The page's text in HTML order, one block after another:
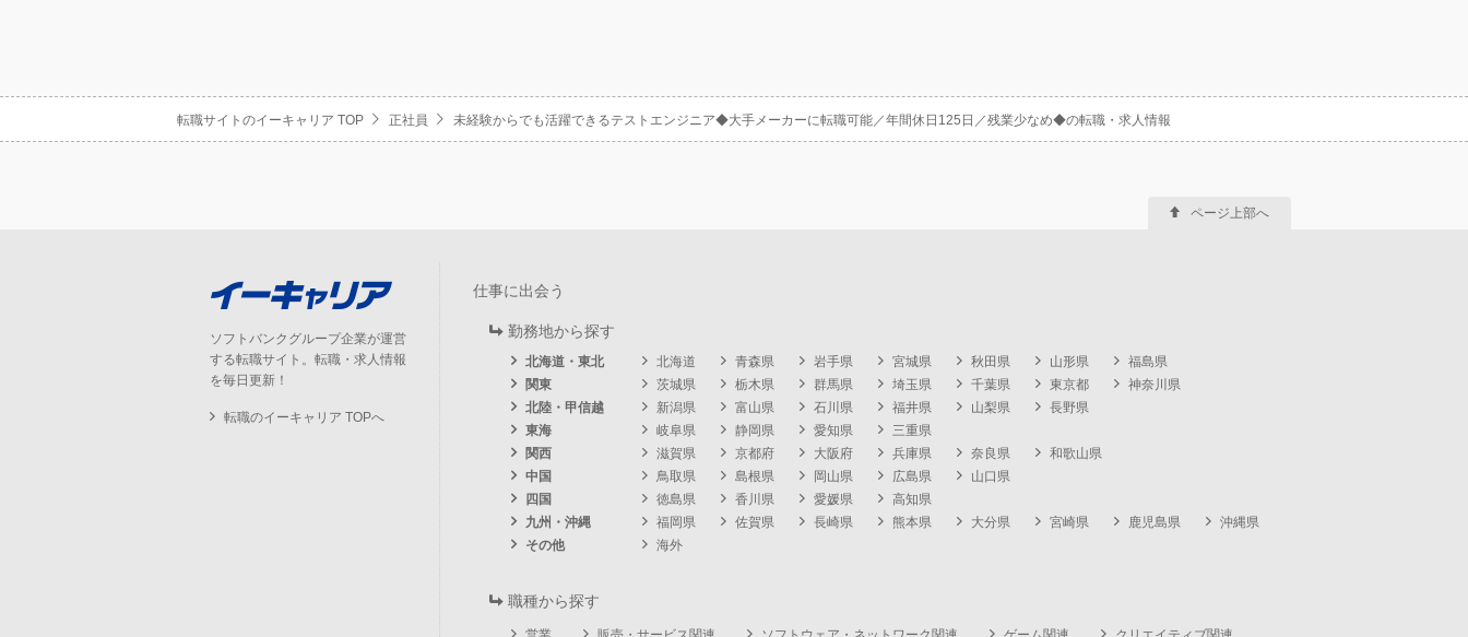
転職サイトのイーキャリア TOP 正社員 未経験からでも活躍できるテストエンジニア◆大手メーカーに転職可能／年間休日125日／残業少なめ◆の転職・求人情報
ソフトバンクグループ企業が運営
する転職サイト。転職・求人情報
を毎日更新！
転職のイーキャリア TOPへ
仕事に出会う
勤務地から探す
北海道・東北 北海道 青森県 岩手県 宮城県 秋田県 山形県
福島県
関東
茨城県 栃木県 群馬県 埼玉県 千葉県 東京都
神奈川県
北陸・甲信越
新潟県 富山県 石川県 福井県 山梨県
長野県
東海
岐阜県 静岡県 愛知県
三重県
関西
滋賀県 京都府 大阪府 兵庫県 奈良県
和歌山県
中国
鳥取県 島根県 岡山県 広島県
山口県
四国
徳島県 香川県 愛媛県
高知県
九州・沖縄
福岡県 佐賀県 長崎県 熊本県 大分県 宮崎県 鹿児島県
沖縄県
その他
海外
職種から探す
ページ上部へ